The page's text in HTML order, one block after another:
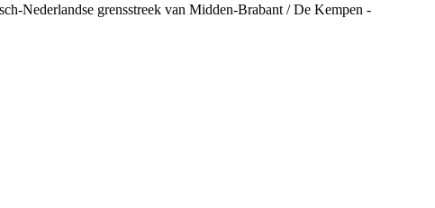
Nederlandse grensstreek van Midden-Brabant / De Kempen -